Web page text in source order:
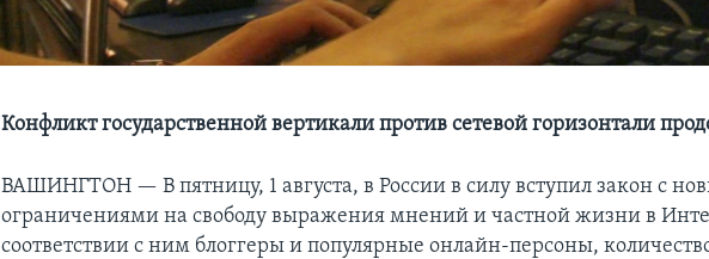
Конфликт государственной вертикали против сетевой горизонтали
ВАШИНГТОН —В пятницу, 1 августа, в России в силу вступил закон с
ограничениями на свободу выражения мнений и частной жизни в
соответствии с ним блоггеры и популярные онлайн-персоны,